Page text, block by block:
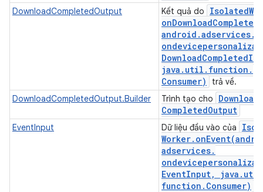
DownloadCompletedOutput
Kết quả do Isolated
onDownloadCompleted(
android .adservices.
DownloadCompleted
java . util . function .
Consumer)
trả về.
DownloadCompletedOutput.Builder
Trình tạo cho
Download
CompletedOutput
EventInput Dữ liệu đầu vào của
Worker. onEvent(
adservices.
EventInput, java . util
function . Consumer)